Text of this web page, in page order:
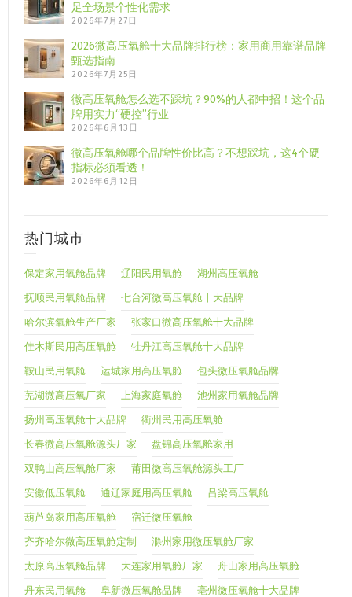
足全场景个性化需求
2026年7月27日
2026微高压氧舱十大品牌排行榜：家用商用靠谱品牌
甄选指南
2026年7月25日
微高压氧舱怎么选不踩坑？90%的人都中招！这个品
牌用实力“硬控”行业
2026年6月13日
微高压氧舱哪个品牌性价比高？不想踩坑，这4个硬
指标必须看透！
2026年6月12日
热门城市
保定家用氧舱品牌 辽阳民用氧舱 湖州高压氧舱
抚顺民用氧舱品牌 七台河微高压氧舱十大品牌
哈尔滨氧舱生产厂家 张家口微高压氧舱十大品牌
佳木斯民用高压氧舱 牡丹江高压氧舱十大品牌
鞍山民用氧舱 运城家用高压氧舱 包头微压氧舱品牌
芜湖微高压氧厂家 上海家庭氧舱 池州家用氧舱品牌
扬州高压氧舱十大品牌 衢州民用高压氧舱
长春微高压氧舱源头厂家 盘锦高压氧舱家用
双鸭山高压氧舱厂家 莆田微高压氧舱源头工厂
安徽低压氧舱 通辽家庭用高压氧舱 吕梁高压氧舱
葫芦岛家用高压氧舱 宿迁微压氧舱
齐齐哈尔微高压氧舱定制 滁州家用微压氧舱厂家
太原高压氧舱品牌 大连家用氧舱厂家 舟山家用高压氧舱
丹东民用氧舱 阜新微压氧舱品牌 亳州微压氧舱十大品牌